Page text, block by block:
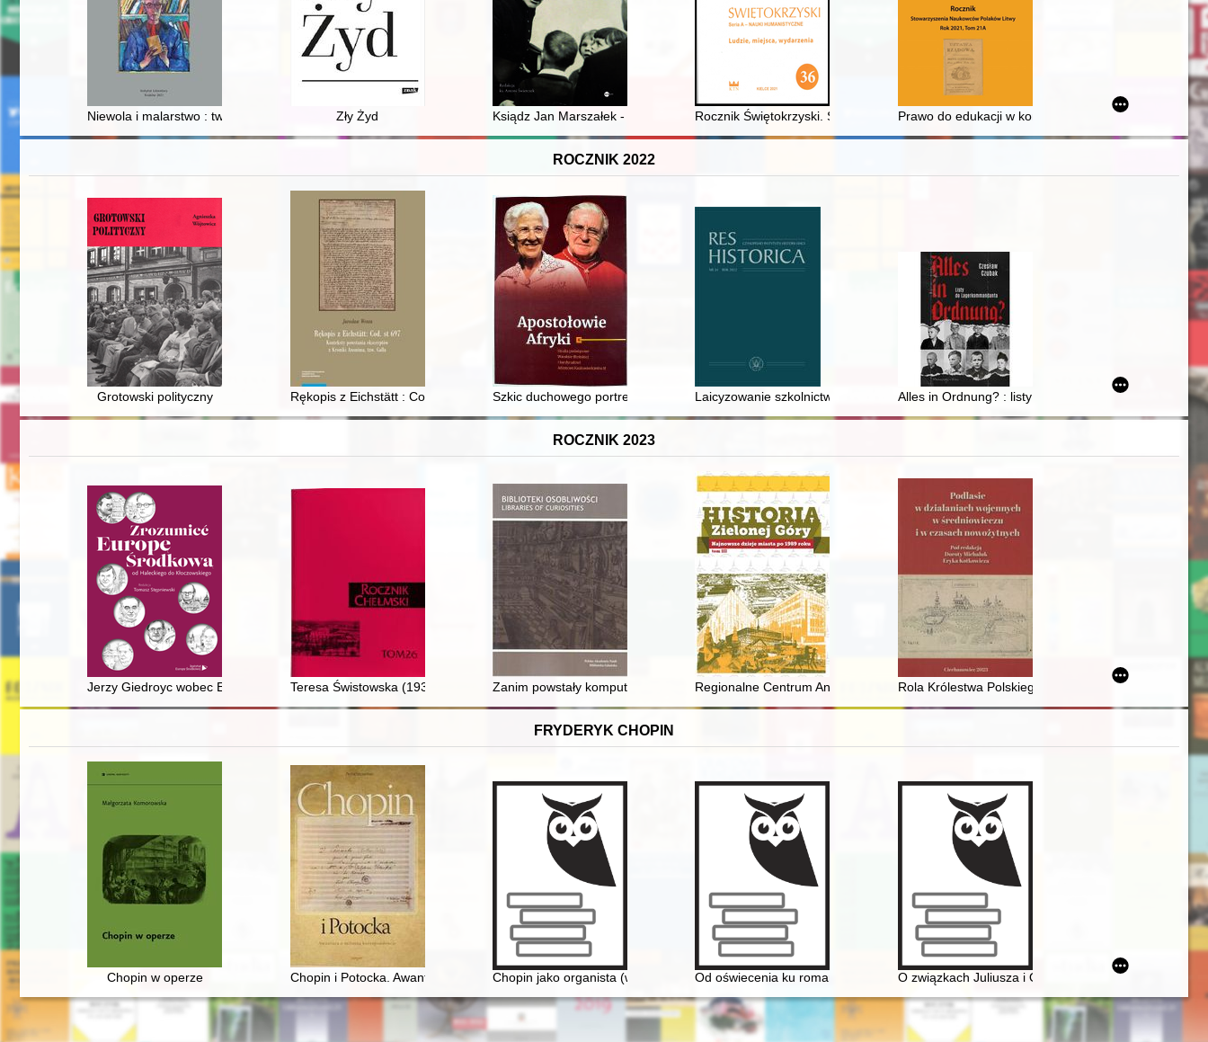
Niewola i malarstwo : twórczość Józefa Czapskiego "na nieludzkiej ziemi" 1939-1942
Zły Żyd Ksiądz Jan Marszałek - pasterz na straży wartościRocznik Świętokrzyski. Seria A, [Yearbook of the Holy Cross Mountain Region. Series A,
Prawo do edukacji w kontekście unormowań
ROCZNIK 2022
Grotowski polityczny Rękopis z Eichstätt : Cod. st 697 : konteksty powstania ekscerptów z Kroniki Anonima, tzw. Galla
Szkic duchowego portretu o. Adama Kozłowieckiego SJ, arcybiskupa, kardynała
Laicyzowanie szkolnictwa a stan religijnej świadomości nauczycieli w województwie
Alles in Ordnung? : listy do Lagerkommandanta
ROCZNIK 2023
Jerzy Giedroyc wobec Europy Wschodniej i Środkowej
Teresa Świstowska (1933-2022) Zanim powstały komputery : kolekcja przyrządów kreślarskich w zbiorach Sekcji Historycznej Biblioteki Politechniki Gdańskiej
Regionalne Centrum Animacji KulturyRola Królestwa Polskiego w konfliktach mazowiecko-
FRYDERYK CHOPIN
Chopin w operze Chopin i Potocka. Awantura o miłosną korespondencjęChopin jako organista (w 150. rocznicę śmierci)Od oświecenia ku romantyzmowi i dalej... Autorzy, dzieła, czytelnicy. Cz. 2
O związkach Juliusza i Oskara Kolbergów z